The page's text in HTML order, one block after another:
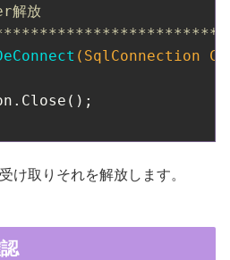
解放
(SqlConnection
け取りそれを解放します。